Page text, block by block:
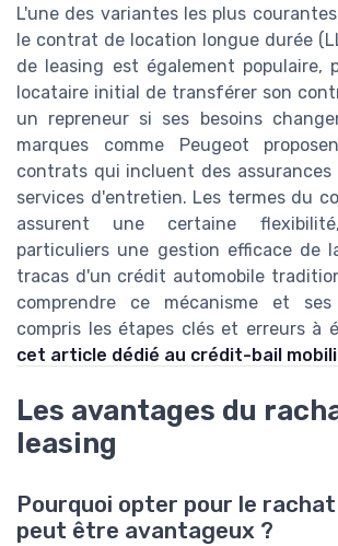
L'une des variantes les plus
le contrat de location longue durée
de leasing est également populaire,
locataire initial de transférer son
un repreneur si ses besoins
marques comme Peugeot
contrats qui incluent des
services d'entretien. Les termes du
assurent une certaine
particuliers une gestion efficace de
tracas d'un crédit automobile
comprendre ce mécanisme et
compris les étapes clés et erreurs à
cet article dédié au crédit-bail
Les avantages du
leasing
Pourquoi opter pour le
peut être avantageux ?